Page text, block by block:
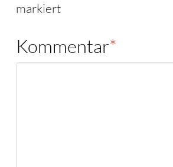
markiert
Kommentar*